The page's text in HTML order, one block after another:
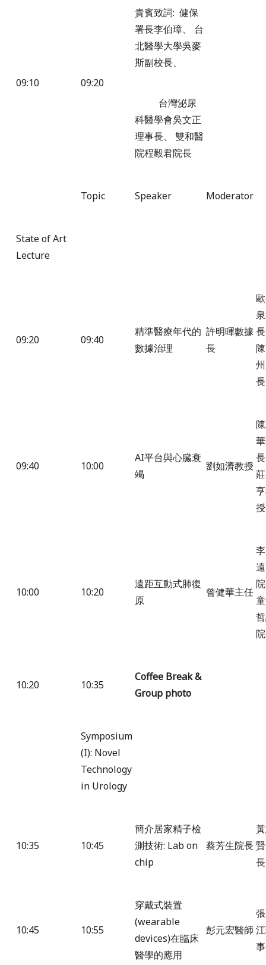
09:10 09:20
貴賓致詞: 健保
署長李伯璋、 台
北醫學大學吳麥
斯副校長、
台灣泌尿
科醫學會吳文正
理事長、 雙和醫
院程毅君院長
Topic Speaker Moderator
State of Art
Lecture
09:20 09:40
精準醫療年代的
數據治理
許明暉數據
長
長
長
09:40 10:00
AI平台與心臓衰
竭
劉如濟教授
長
授
10:00 10:20
遠距互動式肺復
原
曾健華主任
10:20 10:35
Coffee Break &
Group photo
Symposium
(I): Novel
Technology
in Urology
10:35 10:45
簡介居家精子檢
測技術: Lab on
chip
蔡芳生院長
長
10:45 10:55
穿戴式裝置
(wearable
devices)在臨床
醫學的應用
彭元宏醫師